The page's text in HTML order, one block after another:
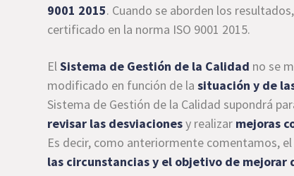
9001 2015. Cuando se aborden los
certificado en la norma ISO 9001 2015.
ElSistema de Gestión de la Calidad no se
modificado en función de lasituación y de
Sistema de Gestión de la Calidad supondrá
revisar las desviacionesy realizar mejoras
Es decir, como anteriormente comentamos,
las circunstancias y el objetivo de mejorar